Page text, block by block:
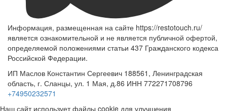
Информация, размещенная на сайте https://restotouch.ru/
является ознакомительной и не является публичной офертой,
определяемой положениями статьи 437 Гражданского кодекса
Российской Федерации.
ИП Маслов Константин Сергеевич 188561, Ленинградская
область, г. Сланцы, ул. 1 Мая, д.86 ИНН 772271708796
+74950232571
Наш сайт использует файлы cookie для улучшения